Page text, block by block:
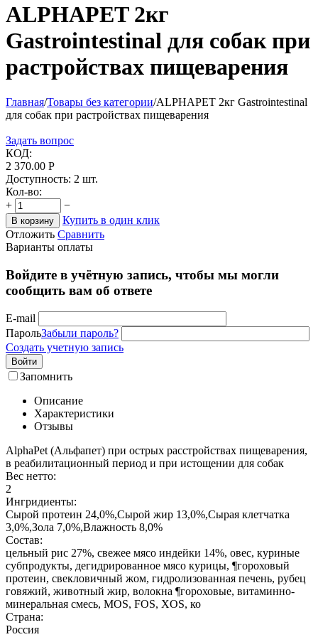
ALPHAPET 2кг
Gastrointestinal для собак при
растройствах пищеварения
Главная/Товары без категории/ALPHAPET 2кг Gastrointestinal
для собак при растройствах пищеварения
Задать вопрос
КОД:
2 370.00 Р
Доступность: 2 шт.
Кол-во:
+
−
В корзину
Купить в один клик
Отложить Сравнить
Варианты оплаты
Войдите в учётную запись, чтобы мы могли
сообщить вам об ответе
E-mail
ПарольЗабыли пароль?
Создать учетную запись
Войти
Запомнить
Описание
Характеристики
Отзывы
AlphaPet (Альфапет) при острых расстройствах пищеварения,
в реабилитационный период и при истощении для собак
Вес нетто:
2
Ингридиенты:
Сырой протеин 24,0%,Сырой жир 13,0%,Сырая клетчатка
3,0%,Зола 7,0%,Влажность 8,0%
Состав:
цельный рис 27%, свежее мясо индейки 14%, овес, куриные
субпродукты, дегидрированное мясо курицы, ¶гороховый
протеин, свекловичный жом, гидролизованная печень, рубец
говяжий, животный жир, волокна ¶гороховые, витаминно-
минеральная смесь, MOS, FOS, XOS, ко
Страна:
Россия